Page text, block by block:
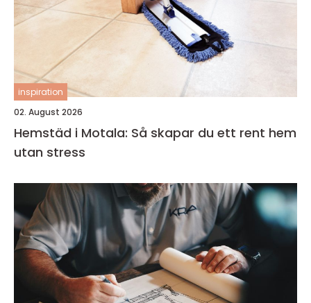
inspiration
02. August 2026
Hemstäd i Motala: Så skapar du ett rent hem
utan stress